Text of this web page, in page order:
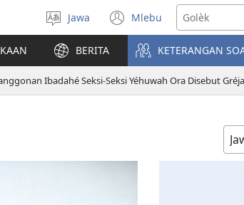
Pilih
basa
Jawa Mlebu
(opens
new
window)
BERITA KETERANGAN
Ibadahé Seksi-Seksi Yéhuwah Ora Disebut